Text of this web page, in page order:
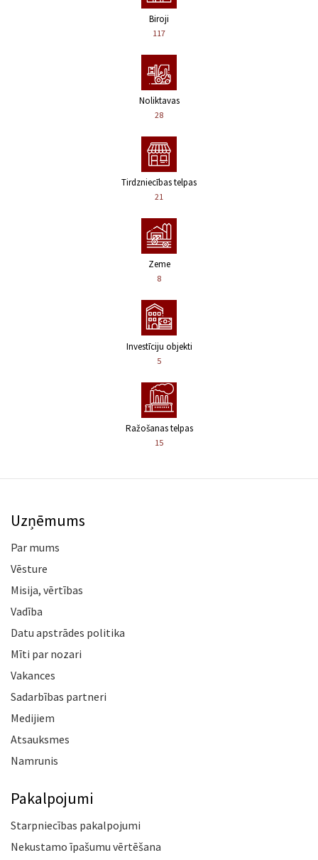
Biroji
117
Noliktavas
28
Tirdzniecības telpas
21
Zeme
8
Investīciju objekti
5
Ražošanas telpas
15
Uzņēmums
Par mums
Vēsture
Misija, vērtības
Vadība
Datu apstrādes politika
Mīti par nozari
Vakances
Sadarbības partneri
Medijiem
Atsauksmes
Namrunis
Pakalpojumi
Starpniecības pakalpojumi
Nekustamo īpašumu vērtēšana